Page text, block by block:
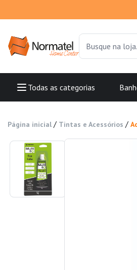
Todas as categorias
Página inicial / Tintas e Acessórios /